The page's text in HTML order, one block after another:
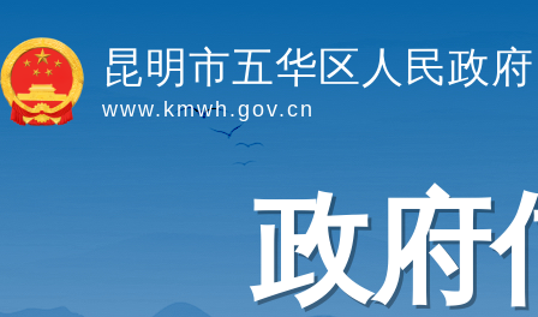
昆明市五华区人民政府
www.kmwh.gov.cn
政府